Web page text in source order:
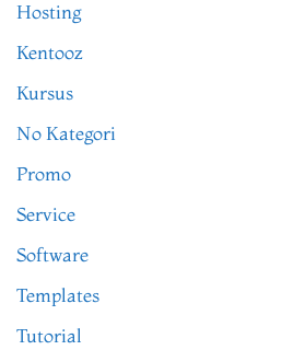
Hosting
Kentooz
Kursus
No Kategori
Promo
Service
Software
Templates
Tutorial